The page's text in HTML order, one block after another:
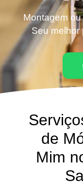
Montagem
Seu melhor
de
Mim